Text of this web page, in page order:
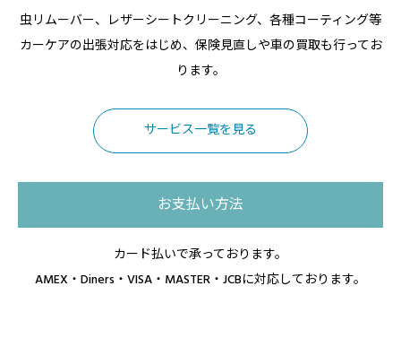
虫リムーバー、レザーシートクリーニング、各種コーティング等
カーケアの出張対応をはじめ、保険見直しや車の買取も行ってお
ります。
サービス一覧を見る
お支払い方法
カード払いで承っております。
AMEX・Diners・VISA・MASTER・JCBに対応しております。